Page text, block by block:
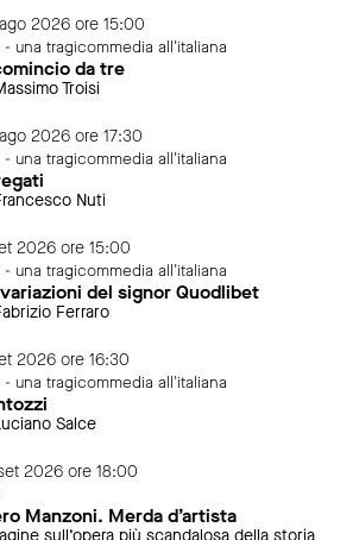
2026 ore 15:00
- una tragicommedia all'italiana
da tre
Troisi
2026 ore 17:30
- una tragicommedia all'italiana
Nuti
2026 ore 15:00
- una tragicommedia all'italiana
del signor Quodlibet
Ferraro
2026 ore 16:30
- una tragicommedia all'italiana
Salce
2026 ore 18:00
Manzoni. Merda d’artista